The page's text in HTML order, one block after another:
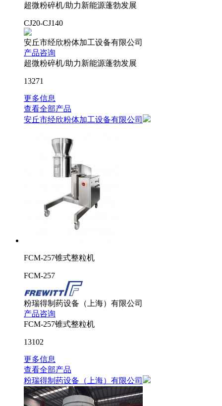
超微粉碎机/助力新能源蓬勃发展
CJ20-CJ140
安丘市经欣粉体加工设备有限公司
产品咨询
超微粉碎机/助力新能源蓬勃发展
13271
更多信息
查看全部产品
安丘市经欣粉体加工设备有限公司
FCM-257锥式整粒机
FCM-257
粉瑞得制药设备（上海）有限公司
产品咨询
FCM-257锥式整粒机
13102
更多信息
查看全部产品
粉瑞得制药设备（上海）有限公司